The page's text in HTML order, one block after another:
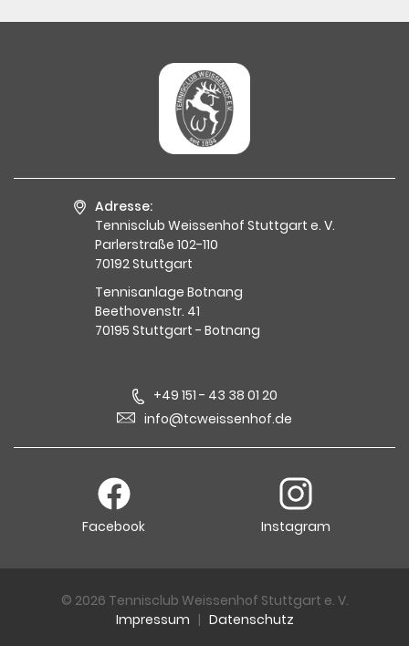
Adresse:
Tennisclub Weissenhof Stuttgart e. V.
Parlerstraße 102-110
70192 Stuttgart
Tennisanlage Botnang
Beethovenstr. 41
70195 Stuttgart - Botnang
+49 151 - 43 38 01 20
info@tcweissenhof.de
Facebook Instagram
© 2026 Tennisclub Weissenhof Stuttgart e. V.
Impressum | Datenschutz